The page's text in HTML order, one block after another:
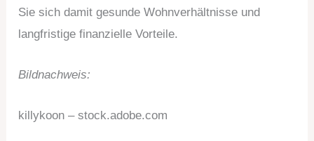
Sie sich damit gesunde Wohnverhältnisse und
langfristige finanzielle Vorteile.
Bildnachweis:
killykoon – stock.adobe.com